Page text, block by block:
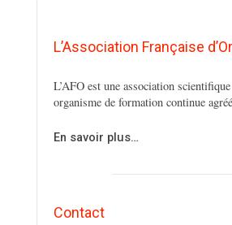
L’Association Française
L’AFO est une association
organisme de formation continue
En savoir plus…
Contact